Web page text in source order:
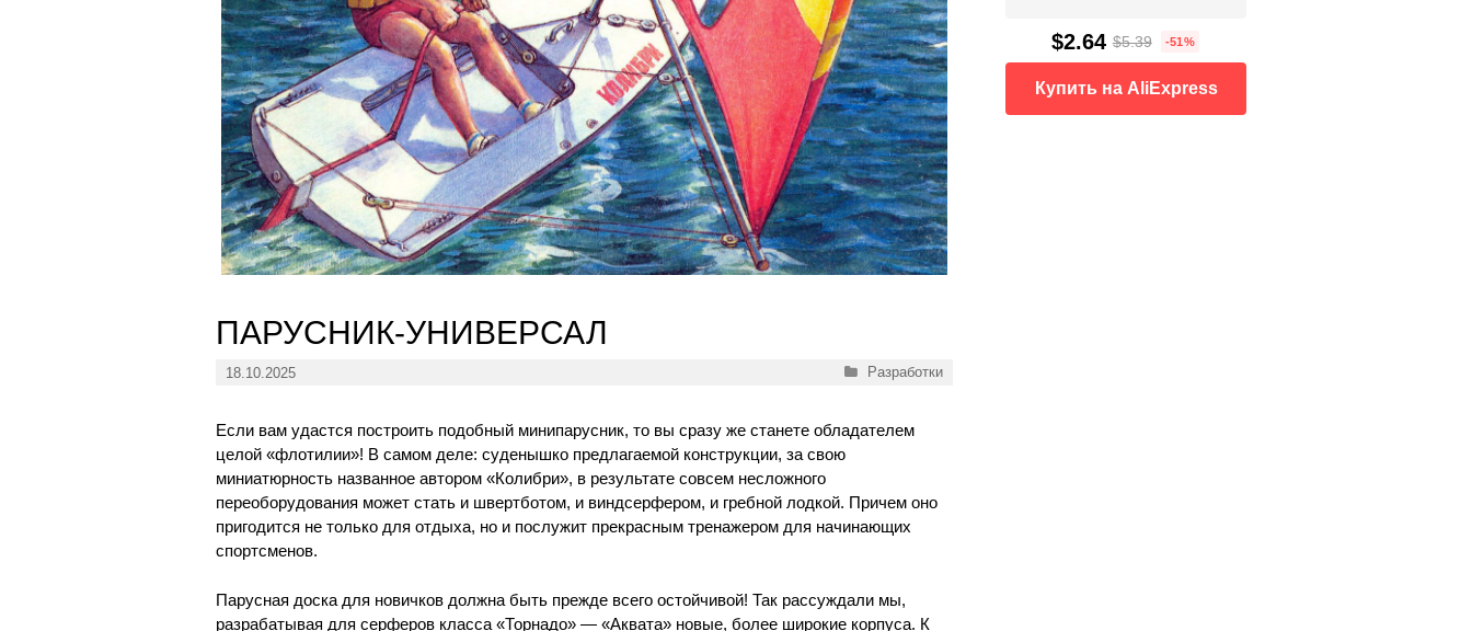
ПАРУСНИК-УНИВЕРСАЛ
18.10.2025 Рубрики
Разработки
Если вам удастся построить подобный минипарусник, то вы сразу же станете обладателем
целой «флотилии»! В самом деле: суденышко предлагаемой конструкции, за свою
миниатюрность названное автором «Колибри», в результате совсем несложного
переоборудования может стать и швертботом, и виндсерфером, и гребной лодкой. Причем оно
пригодится не только для отдыха, но и послужит прекрасным тренажером для начинающих
спортсменов.
Парусная доска для новичков должна быть прежде всего остойчивой! Так рассуждали мы,
разрабатывая для серферов класса «Торнадо» — «Аквата» новые, более широкие корпуса. К
$2.64 $5.39 -51%
Купить на AliExpress